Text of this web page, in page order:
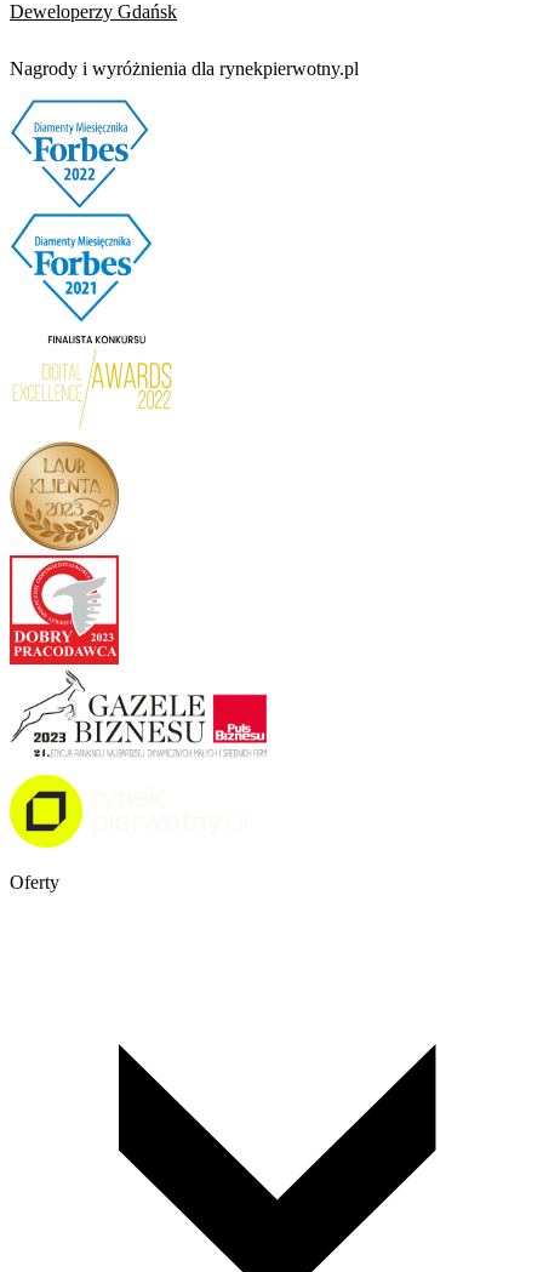
Deweloperzy Gdańsk
Nagrody i wyróżnienia dla rynekpierwotny.pl
Oferty